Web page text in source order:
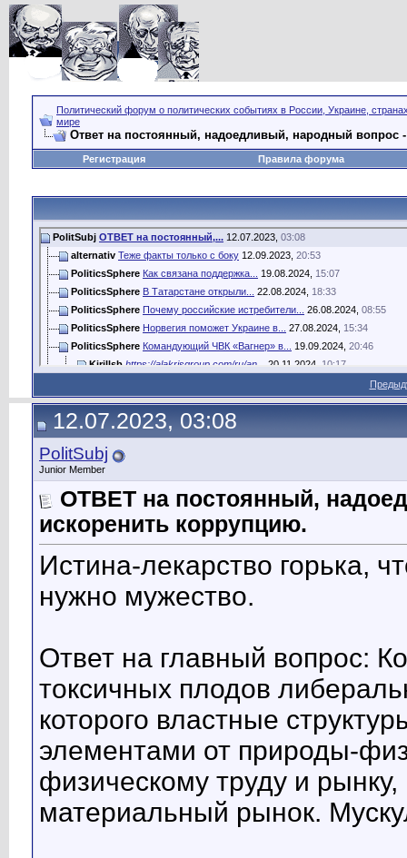
Политический форум о политических событиях в России, Украине,
мире
Ответ на постоянный, надоедливый, народный вопрос
Регистрация Правила форума
PolitSubj ОТВЕТ на постоянный,... 12.07.2023, 03:08
alternativ Теже факты только с боку 12.09.2023, 20:53
PoliticsSphere Как связана поддержка... 19.08.2024, 15:07
PoliticsSphere В Татарстане открыли... 22.08.2024, 18:33
PoliticsSphere Почему российские истребители... 26.08.2024, 08:55
PoliticsSphere Норвегия поможет Украине в... 27.08.2024, 15:34
PoliticsSphere Командующий ЧВК «Вагнер» в... 19.09.2024, 20:46
Kirillsb https://alakrisgroup.com/ru/an... 20.11.2024, 10:17
krakkrch Коррупция — это болезнь,...22.05.2025,01:52
12.07.2023, 03:08
PolitSubj
Junior Member
ОТВЕТ на постоянный,
искоренить коррупцию.
Истина-лекарство горька,
нужно мужество.
Ответ на главный вопрос:
токсичных плодов
которого властные
элементами от природы-
физическому труду и
материальный рынок.